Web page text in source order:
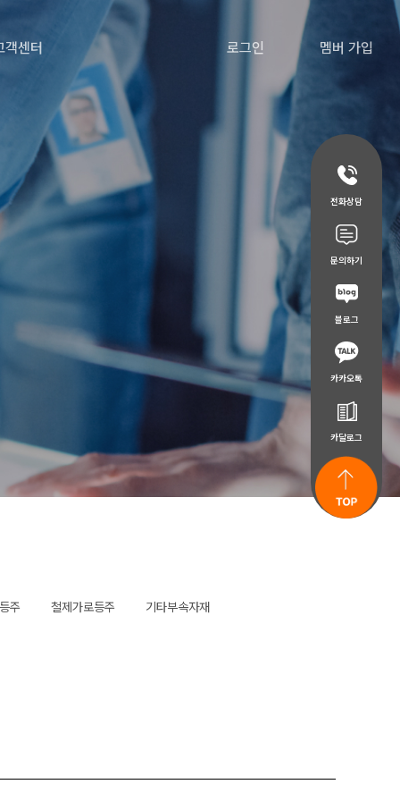
객센터 로그인 멤버 가입
주 철제가로등주 기타부속자재
전화상담
문의하기
블로그
카카오톡
카달로그